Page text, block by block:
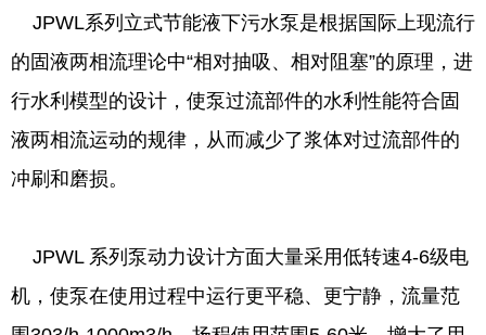
JPWL系列立式节能液下污水泵是根据国际上现流行
的固液两相流理论中“相对抽吸、相对阻塞”的原理，进
行水利模型的设计，使泵过流部件的水利性能符合固
液两相流运动的规律，从而减少了浆体对过流部件的
冲刷和磨损。
JPWL 系列泵动力设计方面大量采用低转速4-6级电
机，使泵在使用过程中运行更平稳、更宁静，流量范